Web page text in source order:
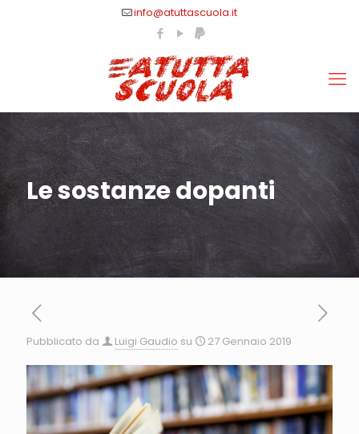
info@atuttascuola.it
Le sostanze dopanti
Pubblicato da Luigi Gaudio su 27 Gennaio 2019